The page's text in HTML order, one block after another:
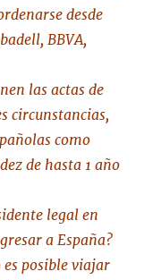
desde
BBVA,
las actas de
circunstancias,
como
de hasta 1 año
legal en
a España?
es posible viajar